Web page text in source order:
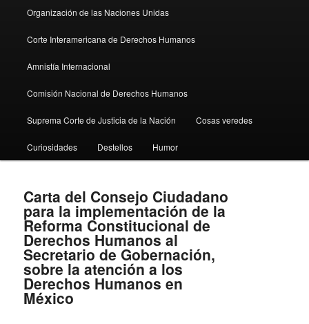
Organización de las Naciones Unidas
Corte Interamericana de Derechos Humanos
Amnistía Internacional
Comisión Nacional de Derechos Humanos
Suprema Corte de Justicia de la Nación Cosas veredes
Curiosidades Destellos Humor
Carta del Consejo Ciudadano
para la implementación de la
Reforma Constitucional de
Derechos Humanos al
Secretario de Gobernación,
sobre la atención a los
Derechos Humanos en
México